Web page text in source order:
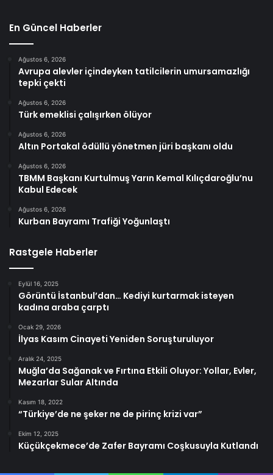
En Güncel Haberler
Ağustos 6, 2026
Avrupa alevler içindeyken tatilcilerin umursamazlığı
tepki çekti
Ağustos 6, 2026
Türk emeklisi çalışırken ölüyor
Ağustos 6, 2026
Altın Portakal ödüllü yönetmen jüri başkanı oldu
Ağustos 6, 2026
TBMM Başkanı Kurtulmuş Yarın Kemal Kılıçdaroğlu’nu
Kabul Edecek
Ağustos 6, 2026
Kurban Bayramı Trafiği Yoğunlaştı
Rastgele Haberler
Eylül 16, 2025
Görüntü İstanbul’dan… Kediyi kurtarmak isteyen
kadına araba çarptı
Ocak 29, 2026
İlyas Kasım Cinayeti Yeniden Soruşturuluyor
Aralık 24, 2025
Muğla’da Sağanak ve Fırtına Etkili Oluyor: Yollar, Evler,
Mezarlar Sular Altında
Kasım 18, 2022
“Türkiye’de ne şeker ne de pirinç krizi var”
Ekim 12, 2025
Küçükçekmece’de Zafer Bayramı Coşkusuyla Kutlandı